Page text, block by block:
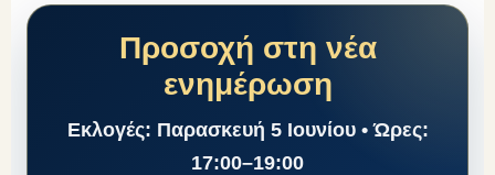
Προσοχή στη νέα
ενημέρωση
Εκλογές: Παρασκευή 5 Ιουνίου• Ώρες:
17:00–19:00